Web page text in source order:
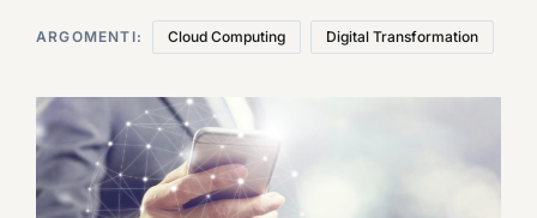
ARGOMENTI: Cloud Computing Digital Transformation